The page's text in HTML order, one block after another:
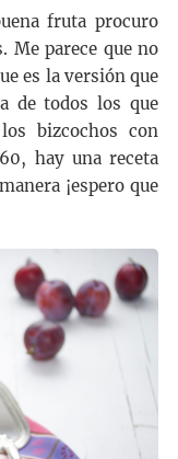
fruta procuro
Me parece que no
es la versión que
de todos los que
bizcochos con
hay una receta
¡espero que